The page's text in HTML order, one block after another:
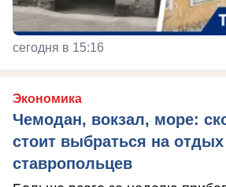
сегодня в 15:16
Экономика
Чемодан, вокзал, море:
стоит выбраться на
ставропольцев